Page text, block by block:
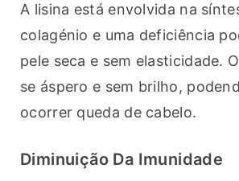
A lisina está envolvida na
colagénio e uma deficiência
pele seca e sem elasticidade.
se áspero e sem brilho,
ocorrer queda de cabelo.
Diminuição Da Imunidade